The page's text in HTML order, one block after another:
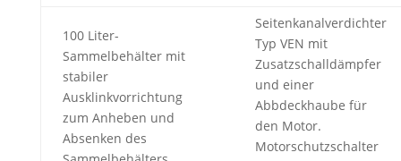
100 Liter-
Sammelbehälter mit
stabiler
Ausklinkvorrichtung
zum Anheben und
Absenken des
Seitenkanalverdichter
Typ VEN mit
Zusatzschalldämpfer
und einer
Abbdeckhaube für
den Motor.
Motorschutzschalter